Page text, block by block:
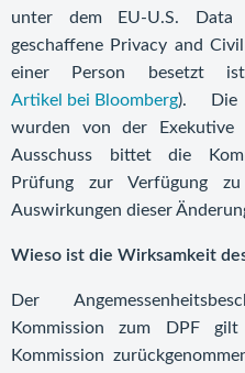
unter dem EU-U.S. Data
geschaffene Privacy and
einer Person besetzt
Artikel bei Bloomberg). Die
wurden von der
Ausschuss bittet die
Prüfung zur Verfügung
Auswirkungen dieser
Wieso ist die Wirksamkeit
Der
Kommission zum DPF
Kommission